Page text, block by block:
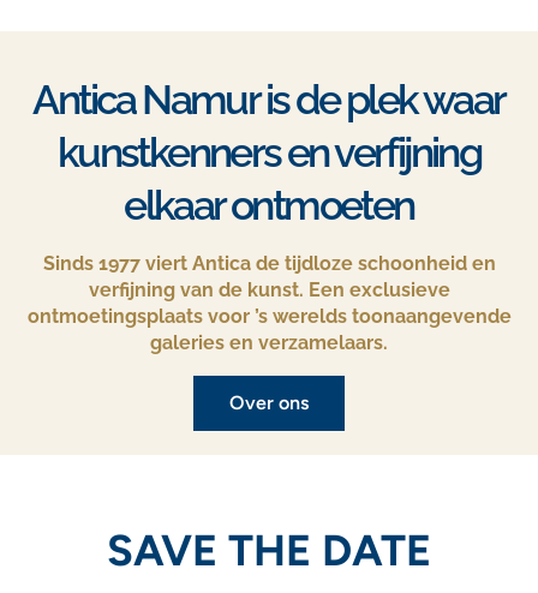
Antica Namur is de plek waar
kunstkenners en verfijning
elkaar ontmoeten
Sinds 1977 viert Antica de tijdloze schoonheid en
verfijning van de kunst. Een exclusieve
ontmoetingsplaats voor ’s werelds toonaangevende
galeries en verzamelaars.
Over ons
SAVE THE DATE